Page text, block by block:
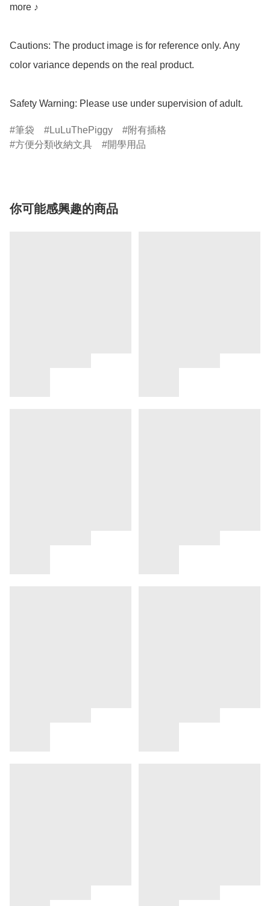
more ♪
Cautions: The product image is for reference only. Any
color variance depends on the real product.
Safety Warning: Please use under supervision of adult.
筆袋 LuLuThePiggy
附有插格
方便分類收納文具
開學用品
你可能感興趣的商品